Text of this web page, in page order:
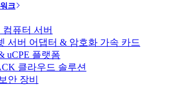
크
컴퓨터 서버
서버 어댑터 & 암호화 가속 카드
uCPE 플랫폼
클라우드 솔루션
안 장비